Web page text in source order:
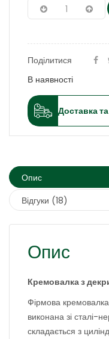
Поділитися
В наявності
Доставка
Опис
Відгуки (18)
Опис
Кремовалка з
Фірмова кремовалка
виконана зі сталі-
складається з